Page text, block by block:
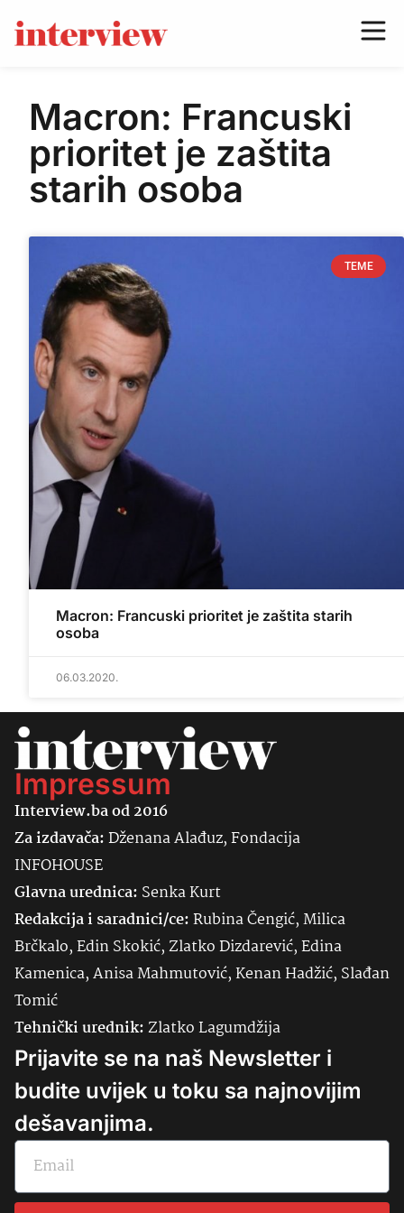
Macron: Francuski
prioritet je zaštita
starih osoba
TEME
Macron: Francuski prioritet je zaštita starih
osoba
06.03.2020.
Impressum
Interview.ba od 2016
Za izdavača:Dženana Alađuz, Fondacija
INFOHOUSE
Glavna urednica: SenkaKurt
Redakcija i saradnici/ce:Rubina Čengić, Milica
Brčkalo, Edin Skokić, Zlatko Dizdarević, Edina
Kamenica, Anisa Mahmutović, Kenan Hadžić, Slađan
Tomić
Tehnički urednik:Zlatko Lagumdžija
Prijavite se na naš Newsletter i
budite uvijek u toku sa najnovijim
dešavanjima.